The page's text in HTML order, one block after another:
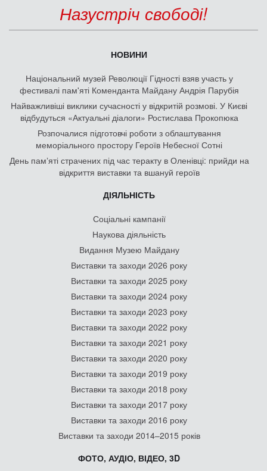
Назустріч свободі!
НОВИНИ
Національний музей Революції Гідності взяв участь у
фестивалі пам'яті Коменданта Майдану Андрія Парубія
Найважливіші виклики сучасності у відкритій розмові. У Києві
відбудуться «Актуальні діалоги» Ростислава Прокопюка
Розпочалися підготовчі роботи з облаштування
меморіального простору Героїв Небесної Сотні
День памʼяті страчених під час теракту в Оленівці: прийди на
відкриття виставки та вшануй героїв
ДІЯЛЬНІСТЬ
Соціальні кампанії
Наукова діяльність
Видання Музею Майдану
Виставки та заходи 2026 року
Виставки та заходи 2025 року
Виставки та заходи 2024 року
Виставки та заходи 2023 року
Виставки та заходи 2022 року
Виставки та заходи 2021 року
Виставки та заходи 2020 року
Виставки та заходи 2019 року
Виставки та заходи 2018 року
Виставки та заходи 2017 року
Виставки та заходи 2016 року
Виставки та заходи 2014–2015 років
ФОТО, АУДІО, ВІДЕО, 3D